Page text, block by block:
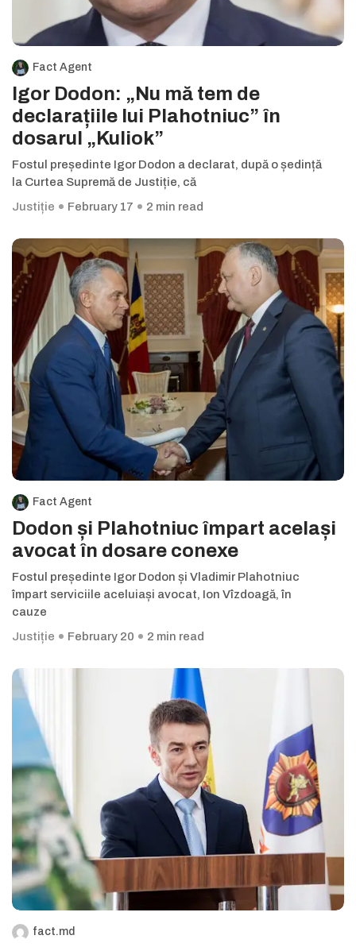
Fact Agent
Igor Dodon: „Nu mă tem de
declarațiile lui Plahotniuc” în
dosarul „Kuliok”
Fostul președinte Igor Dodon a declarat, după o ședință
la Curtea Supremă de Justiție, că
Justiție
February 17 2 min read
Fact Agent
Dodon și Plahotniuc împart același
avocat în dosare conexe
Fostul președinte Igor Dodon și Vladimir Plahotniuc
împart serviciile aceluiași avocat, Ion Vîzdoagă, în
cauze
Justiție
February 20 2 min read
fact.md